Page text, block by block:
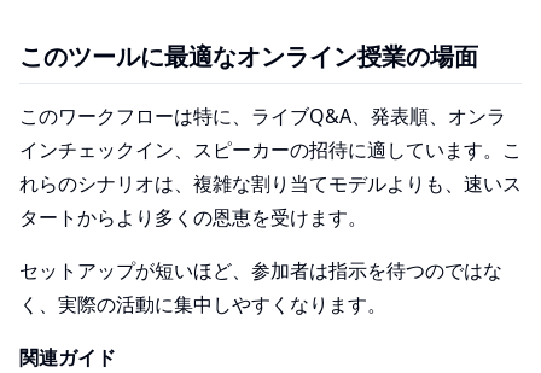
このツールに最適なオンライン授業の場面
このワークフローは特に、ライブQ&A、発表順、オンラ
インチェックイン、スピーカーの招待に適しています。こ
れらのシナリオは、複雑な割り当てモデルよりも、速いス
タートからより多くの恩恵を受けます。
セットアップが短いほど、参加者は指示を待つのではな
く、実際の活動に集中しやすくなります。
関連ガイド